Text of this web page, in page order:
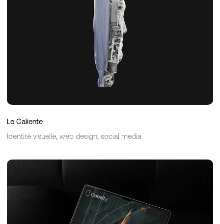
Le Caliente
Identité visuelle, web design, social media
Cobelty